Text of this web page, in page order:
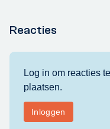
Reacties